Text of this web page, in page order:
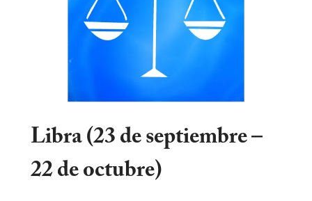
Libra (23 de septiembre –
22 de octubre)